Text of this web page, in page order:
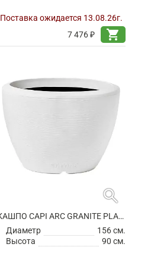
Поставка ожидается 13.08.26г.
7 476 ₽
shopping_cart
search
КАШПО CAPI ARC GRANITE PLANTER BALL WHITE
Диаметр
156 см.
Высота
90 см.